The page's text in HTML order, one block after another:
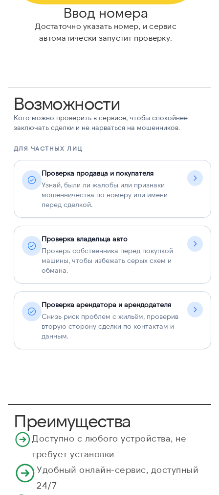
Ввод номера
Достаточно указать номер, и сервис
автоматически запустит проверку.
Возможности
Кого можно проверить в сервисе, чтобы спокойнее
заключать сделки и не нарваться на мошенников.
ДЛЯ ЧАСТНЫХ ЛИЦ
Проверка продавца и покупателя
Узнай, были ли жалобы или признаки
мошенничества по номеру или имени
перед сделкой.
Проверка владельца авто
Проверь собственника перед покупкой
машины, чтобы избежать серых схем и
обмана.
Проверка арендатора и арендодателя
Снизь риск проблем с жильём, проверив
вторую сторону сделки по контактам и
данным.
Преимущества
Доступно с любого устройства, не
требует установки
Удобный онлайн-сервис, доступный
24/7